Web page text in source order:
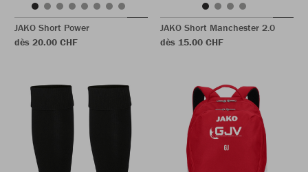
JAKO Short Power
dès 20.00 CHF
JAKO Short Manchester 2.0
dès 15.00 CHF